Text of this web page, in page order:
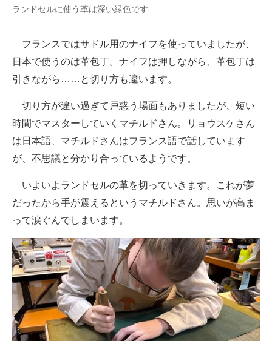
ランドセルに使う革は深い緑色です
フランスではサドル用のナイフを使っていましたが、
日本で使うのは革包丁。ナイフは押しながら、革包丁は
引きながら……と切り方も違います。
切り方が違い過ぎて戸惑う場面もありましたが、短い
時間でマスターしていくマチルドさん。リョウスケさん
は日本語、マチルドさんはフランス語で話しています
が、不思議と分かり合っているようです。
いよいよランドセルの革を切っていきます。これが夢
だったから手が震えるというマチルドさん。思いが高ま
って涙ぐんでしまいます。